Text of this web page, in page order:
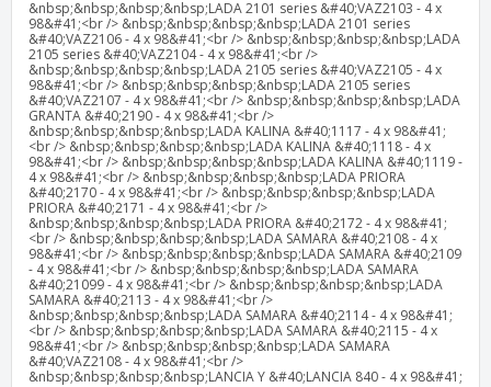
&nbsp;&nbsp;&nbsp;&nbsp;LADA 2101 series &#40;VAZ2103 - 4 x
98&#41;<br /> &nbsp;&nbsp;&nbsp;&nbsp;LADA 2101 series
&#40;VAZ2106 - 4 x 98&#41;<br /> &nbsp;&nbsp;&nbsp;&nbsp;LADA
2105 series &#40;VAZ2104 - 4 x 98&#41;<br />
&nbsp;&nbsp;&nbsp;&nbsp;LADA 2105 series &#40;VAZ2105 - 4 x
98&#41;<br /> &nbsp;&nbsp;&nbsp;&nbsp;LADA 2105 series
&#40;VAZ2107 - 4 x 98&#41;<br /> &nbsp;&nbsp;&nbsp;&nbsp;LADA
GRANTA &#40;2190 - 4 x 98&#41;<br />
&nbsp;&nbsp;&nbsp;&nbsp;LADA KALINA &#40;1117 - 4 x 98&#41;
<br /> &nbsp;&nbsp;&nbsp;&nbsp;LADA KALINA &#40;1118 - 4 x
98&#41;<br /> &nbsp;&nbsp;&nbsp;&nbsp;LADA KALINA &#40;1119 -
4 x 98&#41;<br /> &nbsp;&nbsp;&nbsp;&nbsp;LADA PRIORA
&#40;2170 - 4 x 98&#41;<br /> &nbsp;&nbsp;&nbsp;&nbsp;LADA
PRIORA &#40;2171 - 4 x 98&#41;<br />
&nbsp;&nbsp;&nbsp;&nbsp;LADA PRIORA &#40;2172 - 4 x 98&#41;
<br /> &nbsp;&nbsp;&nbsp;&nbsp;LADA SAMARA &#40;2108 - 4 x
98&#41;<br /> &nbsp;&nbsp;&nbsp;&nbsp;LADA SAMARA &#40;2109
- 4 x 98&#41;<br /> &nbsp;&nbsp;&nbsp;&nbsp;LADA SAMARA
&#40;21099 - 4 x 98&#41;<br /> &nbsp;&nbsp;&nbsp;&nbsp;LADA
SAMARA &#40;2113 - 4 x 98&#41;<br />
&nbsp;&nbsp;&nbsp;&nbsp;LADA SAMARA &#40;2114 - 4 x 98&#41;
<br /> &nbsp;&nbsp;&nbsp;&nbsp;LADA SAMARA &#40;2115 - 4 x
98&#41;<br /> &nbsp;&nbsp;&nbsp;&nbsp;LADA SAMARA
&#40;VAZ2108 - 4 x 98&#41;<br />
&nbsp;&nbsp;&nbsp;&nbsp;LANCIA Y &#40;LANCIA 840 - 4 x 98&#41;